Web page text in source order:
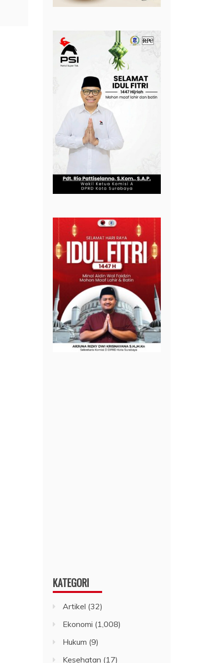
KATEGORI
Artikel (32)
Ekonomi (1,008)
Hukum (9)
Kesehatan (17)